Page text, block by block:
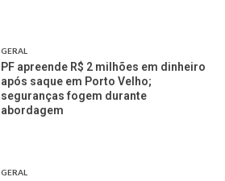
GERAL
PF apreende R$ 2 milhões em dinheiro
após saque em Porto Velho;
seguranças fogem durante
abordagem
GERAL